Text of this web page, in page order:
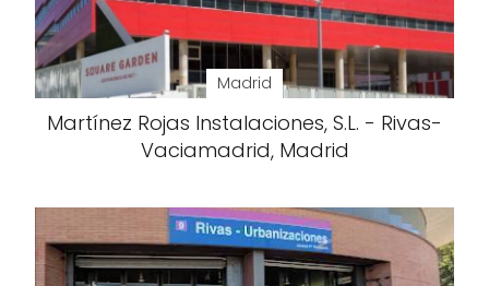
Madrid
Martínez Rojas Instalaciones, S.L. - Rivas-
Vaciamadrid, Madrid